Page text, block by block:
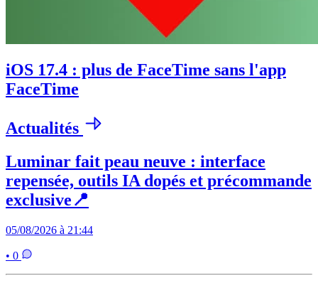
iOS 17.4 : plus de FaceTime sans l'app
FaceTime
Actualités
Luminar fait peau neuve : interface
repensée, outils IA dopés et précommande
exclusive📍
05/08/2026 à 21:44
• 0